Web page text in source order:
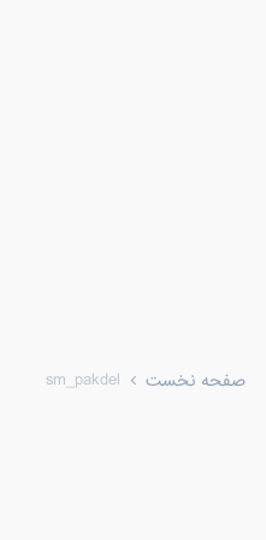
صفحه نخست sm_pakdel